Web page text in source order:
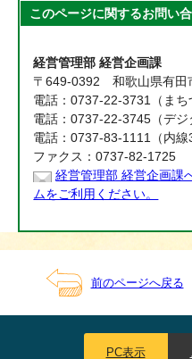
このページに関するお問い
経営管理部 経営企画課
〒649-0392 和歌山県有田
電話：0737-22-3731（まち
電話：0737-22-3745（デジ
電話：0737-83-1111（内線
ファクス：0737-82-1725
経営管理部 経営企画課
ムをご利用ください。
前のページへ戻る
PC表示